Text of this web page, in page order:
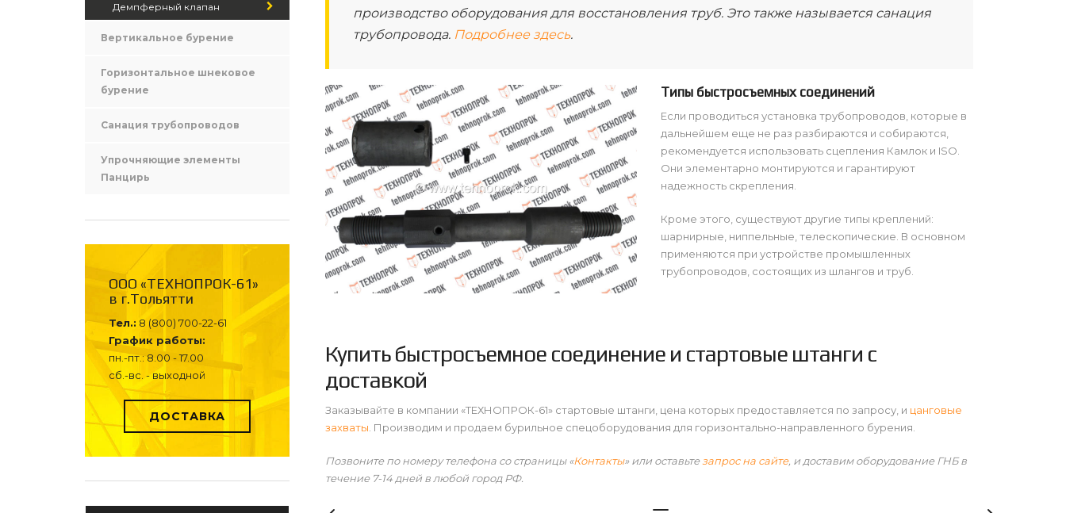
производство оборудования для восстановления труб. Это также называется санация
трубопровода. Подробнее здесь.
Типы быстросъемных соединений
Если проводиться установка трубопроводов, которые в
дальнейшем еще не раз разбираются и собираются,
рекомендуется использовать сцепления Камлок и ISO.
Они элементарно монтируются и гарантируют
надежность скрепления.
Кроме этого, существуют другие типы креплений:
шарнирные, ниппельные, телескопические. В основном
применяются при устройстве промышленных
трубопроводов, состоящих из шлангов и труб.
Купить быстросъемное соединение и стартовые штанги с
доставкой
Заказывайте в компании «ТЕХНОПРОК-61» стартовые штанги, цена которых предоставляется по запросу, и цанговые
захваты . Производим и продаем бурильное спецоборудования для горизонтально-направленного бурения.
Позвоните по номеру телефона со страницы «Контакты» или оставьтезапрос на сайте, и доставим оборудование ГНБ в
течение 7-14 дней в любой город РФ.
Демпферный клапан
Вертикальное бурение
Горизонтальное шнековое
бурение
Санация трубопроводов
Упрочняющие элементы
Панцирь
ООО «ТЕХНОПРОК-61»
в г.Тольятти
Тел.: 8 (800) 700-22-61
График работы:
пн.-пт.: 8.00 - 17.00
сб.-вс. - выходной
ДОСТАВКА